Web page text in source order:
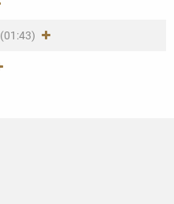
(01:43)